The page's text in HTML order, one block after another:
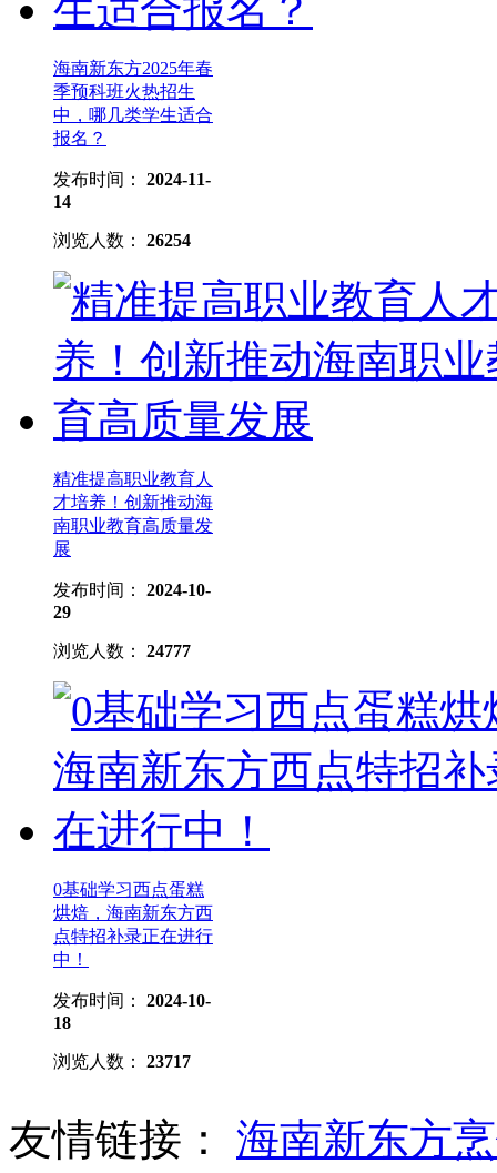
海南新东方2025年春
季预科班火热招生
中，哪几类学生适合
报名？
发布时间： 2024-11-
14
浏览人数： 26254
精准提高职业教育人
才培养！创新推动海
南职业教育高质量发
展
发布时间： 2024-10-
29
浏览人数： 24777
0基础学习西点蛋糕
烘焙，海南新东方西
点特招补录正在进行
中！
发布时间： 2024-10-
18
浏览人数： 23717
友情链接：
海南新东方